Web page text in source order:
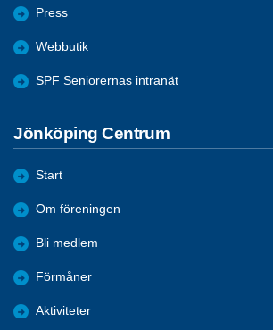
Press
Webbutik
SPF Seniorernas intranät
Jönköping Centrum
Start
Om föreningen
Bli medlem
Förmåner
Aktiviteter